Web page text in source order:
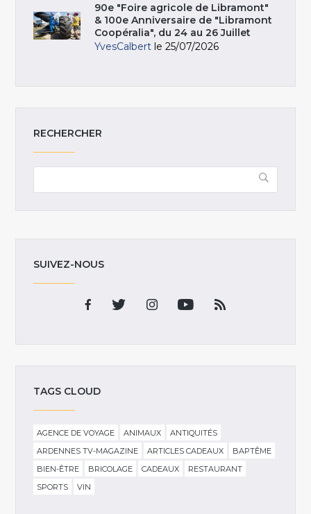
90e "Foire agricole de Libramont"
& 100e Anniversaire de "Libramont
Coopéralia", du 24 au 26 Juillet
YvesCalbert le 25/07/2026
RECHERCHER
SUIVEZ-NOUS
TAGS CLOUD
AGENCE DE VOYAGE ANIMAUX
ANTIQUITÉS
ARDENNES TV-MAGAZINE
ARTICLES CADEAUX
BAPTÊME
BIEN-ÊTRE
BRICOLAGE CADEAUX
RESTAURANT
SPORTS
VIN